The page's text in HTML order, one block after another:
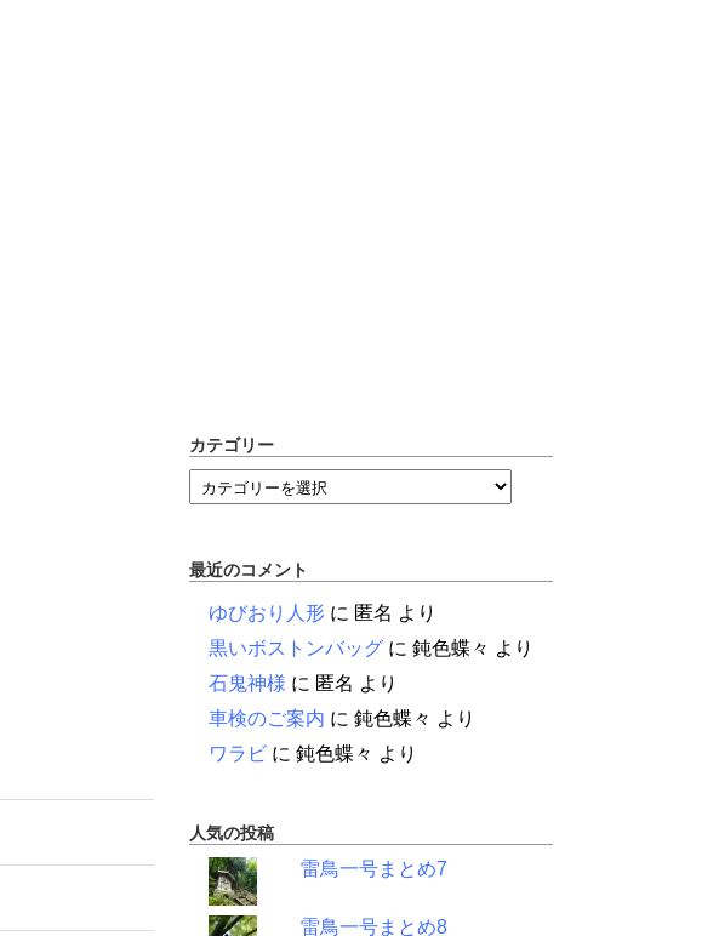
カテゴリー
最近のコメント
ゆびおり人形 に 匿名 より
黒いボストンバッグ に 鈍色蝶々 より
石鬼神様 に 匿名 より
車検のご案内 に 鈍色蝶々 より
ワラビ に 鈍色蝶々 より
人気の投稿
雷鳥一号まとめ7
雷鳥一号まとめ8